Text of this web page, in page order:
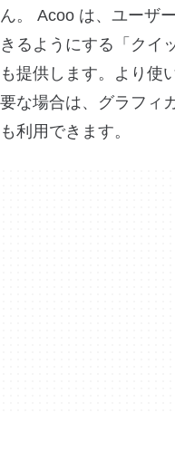
ん。 Acoo は、ユーザ
きるようにする「クイ
も提供します。より使
要な場合は、グラフィ
も利用できます。